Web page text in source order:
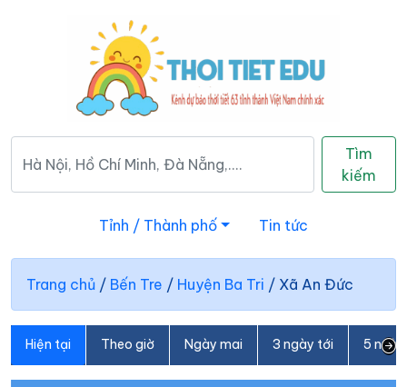
Tìm
kiếm
Tỉnh / Thành phố Tin tức
Trang chủ / Bến Tre / Huyện Ba Tri / Xã An Đức
Hiện tại Theo giờ Ngày mai 3 ngày tới 5